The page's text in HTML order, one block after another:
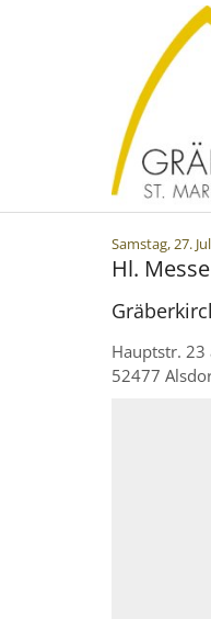
Samstag, 27.
Hl.
Hauptstr. 23
52477